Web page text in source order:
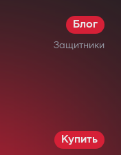
Блог
Защитники
Купить